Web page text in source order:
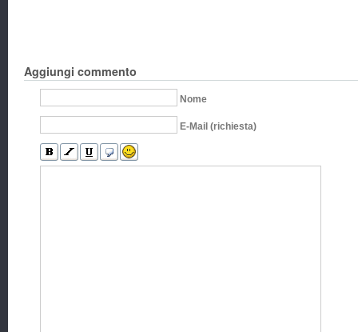
Aggiungi commento
Nome
E-Mail (richiesta)